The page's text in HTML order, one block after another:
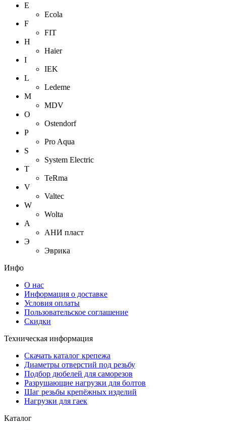
E
Ecola
F
FIT
H
Haier
I
IEK
L
Ledeme
M
MDV
O
Ostendorf
P
Pro Aqua
S
System Electric
T
TeRma
V
Valtec
W
Wolta
А
АНИ пласт
Э
Эврика
Инфо
О нас
Информация о доставке
Условия оплаты
Пользовательское соглашение
Скидки
Техническая информация
Скачать каталог крепежа
Диаметры отверстий под резьбу
Подбор дюбелей для саморезов
Разрушающие нагрузки для болтов
Шаг резьбы крепёжных изделий
Нагрузки для гаек
Каталог